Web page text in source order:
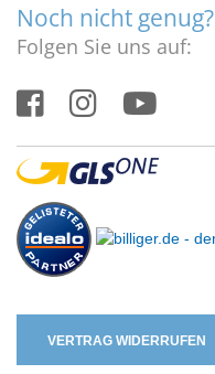
Noch nicht genug?
Folgen Sie uns auf:
VERTRAG WIDERRUFEN